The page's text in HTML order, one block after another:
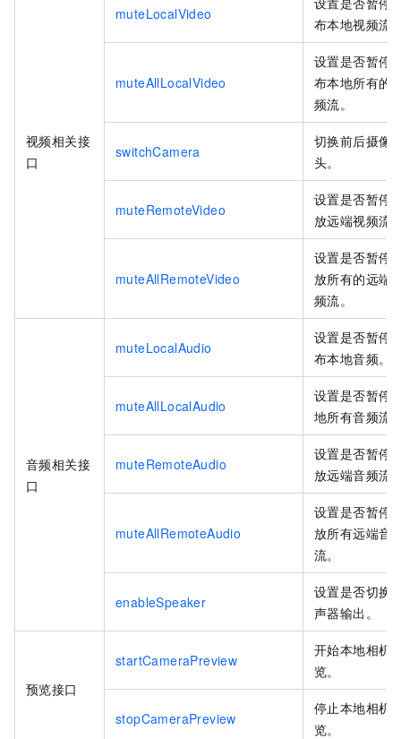
视频相关接
口
muteLocalVideo
布本地视频流
muteAllLocalVideo
设置是否暂停
布本地所有的
频流。
switchCamera
切换前后摄像
头。
muteRemoteVideo
设置是否暂停
放远端视频流
muteAllRemoteVideo
设置是否暂停
放所有的远端
频流。
音频相关接
口
muteLocalAudio
设置是否暂停
布本地音频。
muteAllLocalAudio
设置是否暂停
地所有音频流
muteRemoteAudio
设置是否暂停
放远端音频流
muteAllRemoteAudio
设置是否暂停
放所有远端音
流。
enableSpeaker
设置是否切换
声器输出。
预览接口
startCameraPreview
开始本地相机
览。
stopCameraPreview
停止本地相机
览。